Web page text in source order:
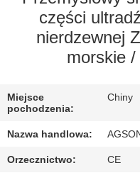
WYCIECZKA
FABRYCE
KONTROLA
JAKOŚCI
części
nierdzewnej
morskie /
Miejsce
pochodzenia:
Chiny
Nazwa handlowa:
Orzecznictwo: CE